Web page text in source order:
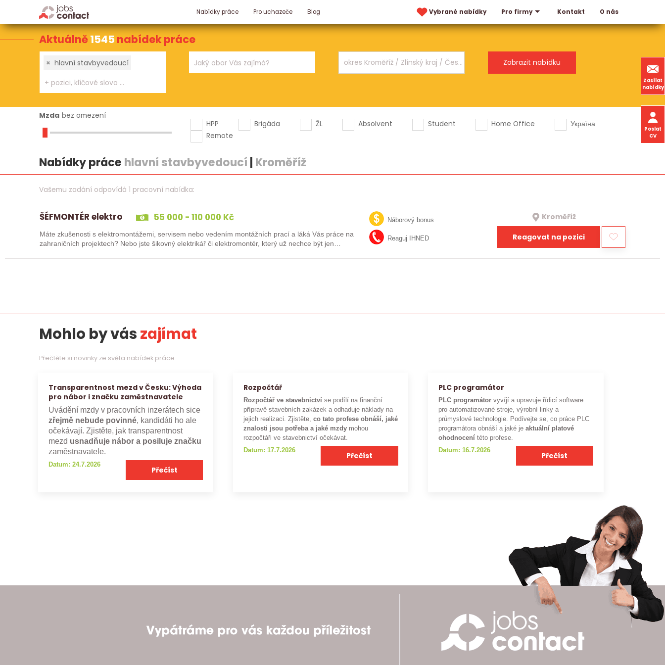
Nabídky práce Pro uchazeče Blog Vybrané nabídky Pro firmy Kontakt O nás
Zasílat
nabídky
Poslat
CV
Aktuálně1545 nabídek práce
× hlavní stavbyvedoucí
Mzda bez omezení
HPP
Brigáda ŽL Absolvent Student Home Office
Україна
Remote
Nabídky práce hlavní stavbyvedoucí Kroměříž
Vašemu zadání odpovídá 1 pracovní nabídka:
ŠÉFMONTÉR elektro 55 000 - 110 000 Kč
Máte zkušenosti s elektromontážemi, servisem nebo vedením montážních prací a láká Vás práce na
zahraničních projektech? Nebo jste šikovný elektrikář či elektromontér, který už nechce být jen
Náborový bonus
Reaguj IHNED
Kroměříž
Reagovat na pozici
Mohlo by vászajímat
Přečtěte si novinky ze světa nabídek práce
Transparentnost mezd v Česku: Výhoda
pro nábor i značku zaměstnavatele
Uvádění mzdy v pracovních inzerátech sice
zřejmě nebude povinné, kandidáti ho ale
očekávají. Zjistěte, jak transparentnost
mezd usnadňuje nábor a posiluje značku
zaměstnavatele.
Datum: 24.7.2026
Přečíst
Rozpočtář
Rozpočtář ve stavebnictví se podílí na finanční
přípravě stavebních zakázek a odhaduje náklady na
jejich realizaci. Zjistěte,co tato profese obnáší, jaké
znalosti jsou potřeba a jaké mzdy mohou
rozpočtáři ve stavebnictví očekávat.
Datum: 17.7.2026
Přečíst
PLC programátor
PLC programátor vyvíjí a upravuje řídicí software
pro automatizované stroje, výrobní linky a
průmyslové technologie. Podívejte se, co práce PLC
programátora obnáší a jaké je aktuální platové
ohodnocení této profese.
Datum: 16.7.2026
Přečíst